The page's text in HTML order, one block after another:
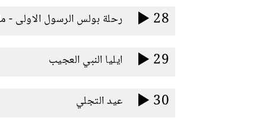
28 رحلة بولس الرسول الاولى -
29 ايليا النبي العجيب
30 عيد التجلي